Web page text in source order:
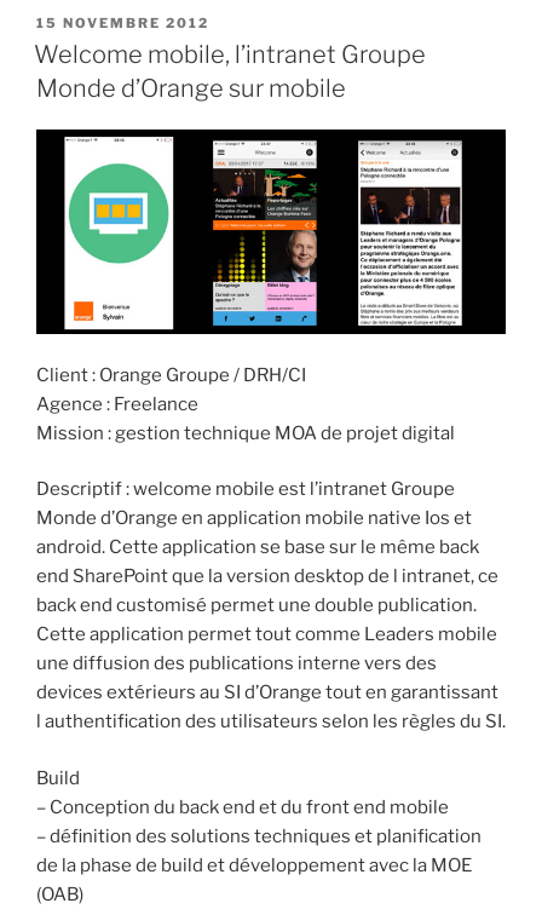
15 NOVEMBRE 2012
Welcome mobile, l’intranet Groupe
Monde d’Orange sur mobile
Client : Orange Groupe / DRH/CI
Agence : Freelance
Mission : gestion technique MOA de projet digital
Descriptif : welcome mobile est l’intranet Groupe
Monde d’Orange en application mobile native Ios et
android. Cette application se base sur le même back
end SharePoint que la version desktop de l intranet, ce
back end customisé permet une double publication.
Cette application permet tout comme Leaders mobile
une diffusion des publications interne vers des
devices extérieurs au SI d’Orange tout en garantissant
l authentification des utilisateurs selon les règles du SI.
Build
– Conception du back end et du front end mobile
– définition des solutions techniques et planification
de la phase de build et développement avec la MOE
(OAB)